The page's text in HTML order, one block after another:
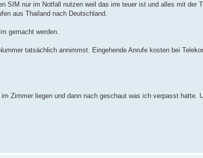
SIM nur im Notfall nutzen weil das irre teuer ist und alles mit der
aus Thailand nach Deutschland.
gemacht werden.
tatsächlich annimmst. Eingehende Anrufe kosten bei
Zimmer liegen und dann nach geschaut was ich verpasst hatte.